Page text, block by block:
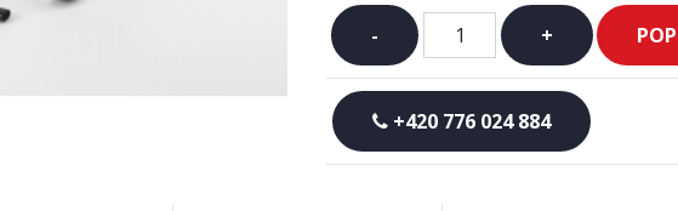
- +
+420 776 024 884